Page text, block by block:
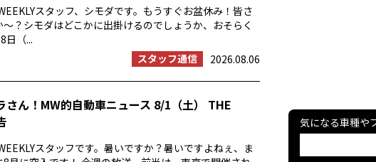
スタッフ、シモダです。もうすぐお盆休み！皆さ
？シモダはどこかに出掛けるのでしょうか、おそらく
日（...
スタッフ通信
2026.08.06
さん！MW的自動車ニュース 8/1（土） THE
スタッフです。暑いですか？暑いですよねぇ、ま
気になる車種や